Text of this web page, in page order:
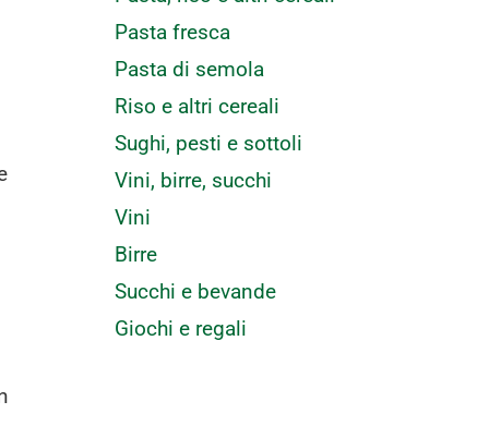
Pasta fresca
Pasta di semola
Riso e altri cereali
Sughi, pesti e sottoli
Vini, birre, succhi
Vini
Birre
Succhi e bevande
Giochi e regali